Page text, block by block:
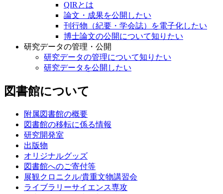
QIRとは
論文・成果を公開したい
刊行物（紀要・学会誌）を電子化したい
博士論文の公開について知りたい
研究データの管理・公開
研究データの管理について知りたい
研究データを公開したい
図書館について
附属図書館の概要
図書館の移転に係る情報
研究開発室
出版物
オリジナルグッズ
図書館へのご寄付等
展観クロニクル/貴重文物講習会
ライブラリーサイエンス専攻